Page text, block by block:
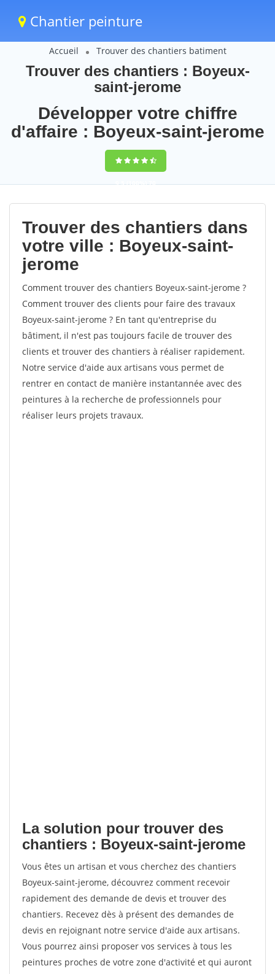
Chantier peinture
Accueil Trouver des chantiers batiment
Trouver des chantiers : Boyeux-
saint-jerome
Développer votre chiffre
d'affaire : Boyeux-saint-jerome
9,5(100%)70
votes
Trouver des chantiers dans
votre ville : Boyeux-saint-
jerome
Comment trouver des chantiers Boyeux-saint-jerome ?
Comment trouver des clients pour faire des travaux
Boyeux-saint-jerome ? En tant qu'entreprise du
bâtiment, il n'est pas toujours facile de trouver des
clients et trouver des chantiers à réaliser rapidement.
Notre service d'aide aux artisans vous permet de
rentrer en contact de manière instantannée avec des
peintures à la recherche de professionnels pour
réaliser leurs projets travaux.
La solution pour trouver des
chantiers : Boyeux-saint-jerome
Vous êtes un artisan et vous cherchez des chantiers
Boyeux-saint-jerome, découvrez comment recevoir
rapidement des demande de devis et trouver des
chantiers. Recevez dès à présent des demandes de
devis en rejoignant notre service d'aide aux artisans.
Vous pourrez ainsi proposer vos services à tous les
peintures proches de votre zone d'activité et qui auront